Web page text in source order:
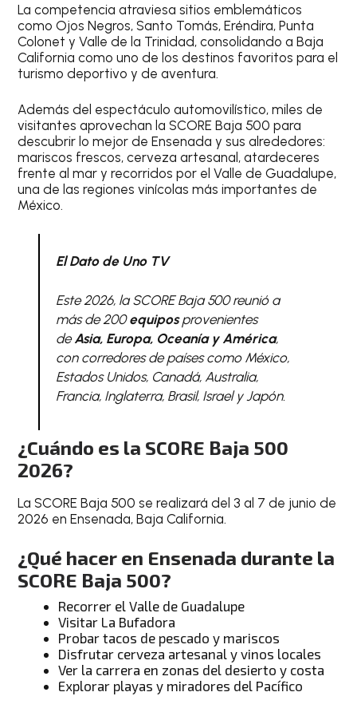
La competencia atraviesa sitios emblemáticos
como Ojos Negros, Santo Tomás, Eréndira, Punta
Colonet y Valle de la Trinidad, consolidando a Baja
California como uno de los destinos favoritos para el
turismo deportivo y de aventura.
Además del espectáculo automovilístico, miles de
visitantes aprovechan la SCORE Baja 500 para
descubrir lo mejor de Ensenada y sus alrededores:
mariscos frescos, cerveza artesanal, atardeceres
frente al mar y recorridos por el Valle de Guadalupe,
una de las regiones vinícolas más importantes de
México.
El Dato de Uno TV
Este 2026, la SCORE Baja 500 reunió a
más de 200equiposprovenientes
deAsia, Europa, Oceanía y América,
con corredores de países como México,
Estados Unidos, Canadá, Australia,
Francia, Inglaterra, Brasil, Israel y Japón.
¿Cuándo es la SCORE Baja 500
2026?
La SCORE Baja 500 se realizará del 3 al 7 de junio de
2026 en Ensenada, Baja California.
¿Qué hacer en Ensenada durante la
SCORE Baja 500?
Recorrer el Valle de Guadalupe
Visitar La Bufadora
Probar tacos de pescado y mariscos
Disfrutar cerveza artesanal y vinos locales
Ver la carrera en zonas del desierto y costa
Explorar playas y miradores del Pacífico